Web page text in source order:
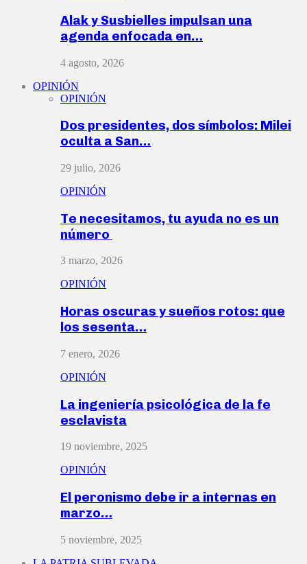
Alak y Susbielles impulsan una
agenda enfocada en…
4 agosto, 2026
OPINIÓN
OPINIÓN
Dos presidentes, dos símbolos: Milei
oculta a San…
29 julio, 2026
OPINIÓN
Te necesitamos, tu ayuda no es un
número
3 marzo, 2026
OPINIÓN
Horas oscuras y sueños rotos: que
los sesenta…
7 enero, 2026
OPINIÓN
La ingeniería psicológica de la fe
esclavista
19 noviembre, 2025
OPINIÓN
El peronismo debe ir a internas en
marzo…
5 noviembre, 2025